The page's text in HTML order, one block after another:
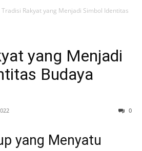
Tradisi Rakyat yang Menjadi Simbol Identitas
yang Menjadi
Budaya
0
yang Menyatu